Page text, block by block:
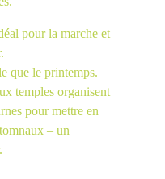
pour la marche et
que le printemps.
temples organisent
pour mettre en
– un